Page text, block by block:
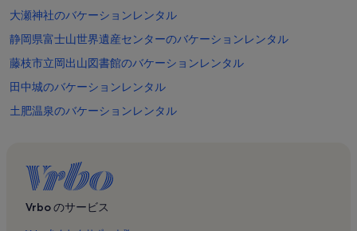
大瀬神社のバケーションレンタル
静岡県富士山世界遺産センターのバケーションレンタル
藤枝市立岡出山図書館のバケーションレンタル
田中城のバケーションレンタル
土肥温泉のバケーションレンタル
藤枝市のバケーションレンタル
焼津市のバケーションレンタル
富士市のバケーションレンタル
Vrbo のサービス